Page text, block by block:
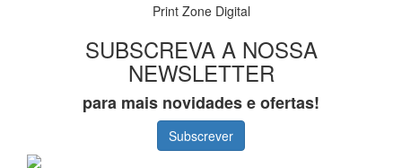
Print Zone Digital
SUBSCREVA A NOSSA
NEWSLETTER
para mais novidades e ofertas!
Subscrever